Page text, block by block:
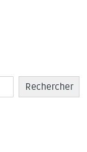
Rechercher